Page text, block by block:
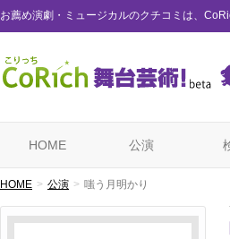
お薦め演劇・ミュージカルのクチコミは、
HOME 公演
HOME 公演 嗤う月明かり